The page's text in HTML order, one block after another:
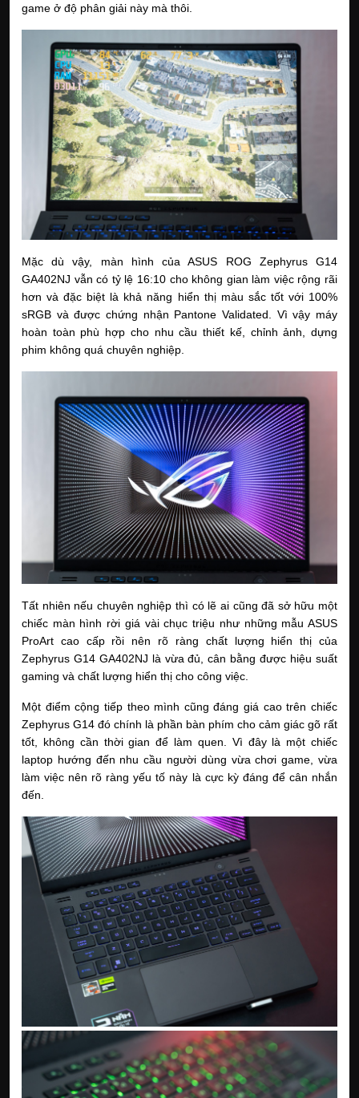
game ở độ phân giải này mà thôi.
Mặc dù vậy, màn hình của ASUS ROG Zephyrus G14
GA402NJ vẫn có tỷ lệ 16:10 cho không gian làm việc rộng rãi
hơn và đặc biệt là khả năng hiển thị màu sắc tốt với 100%
sRGB và được chứng nhận Pantone Validated. Vì vậy máy
hoàn toàn phù hợp cho nhu cầu thiết kế, chỉnh ảnh, dựng
phim không quá chuyên nghiệp.
Tất nhiên nếu chuyên nghiệp thì có lẽ ai cũng đã sở hữu một
chiếc màn hình rời giá vài chục triệu như những mẫu ASUS
ProArt cao cấp rồi nên rõ ràng chất lượng hiển thị của
Zephyrus G14 GA402NJ là vừa đủ, cân bằng được hiệu suất
gaming và chất lượng hiển thị cho công việc.
Một điểm cộng tiếp theo mình cũng đáng giá cao trên chiếc
Zephyrus G14 đó chính là phần bàn phím cho cảm giác gõ rất
tốt, không cần thời gian để làm quen. Vì đây là một chiếc
laptop hướng đến nhu cầu người dùng vừa chơi game, vừa
làm việc nên rõ ràng yếu tố này là cực kỳ đáng để cân nhắn
đến.